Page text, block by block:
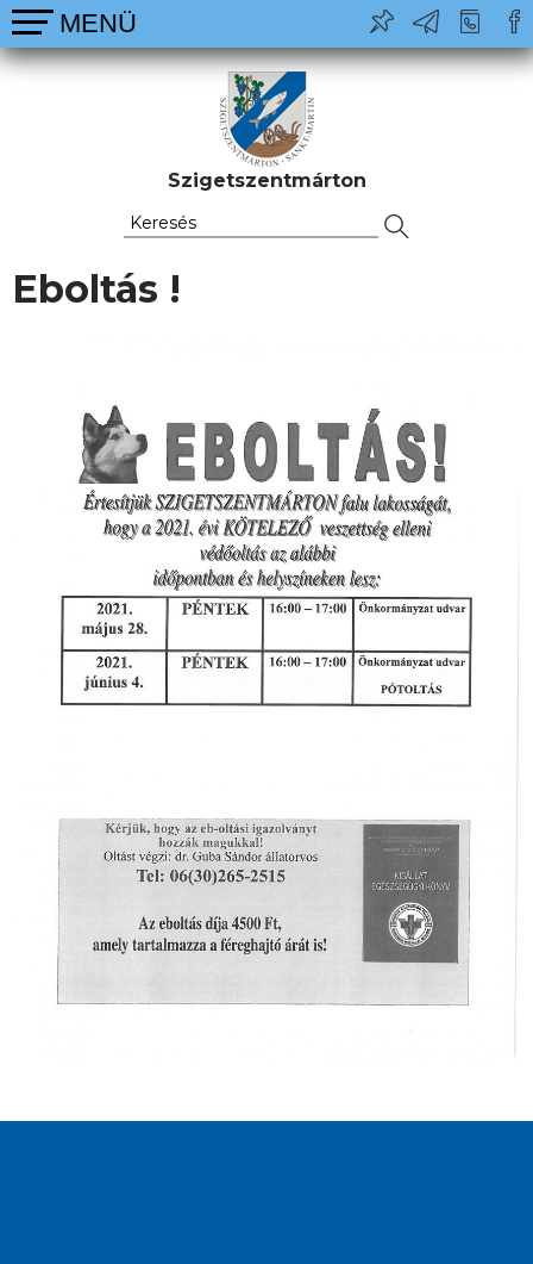
Szigetszentmárton
Eboltás !